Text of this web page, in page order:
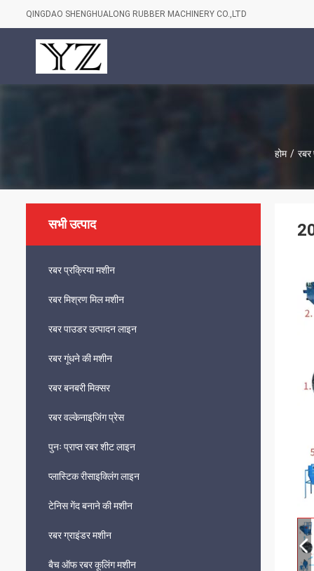
QINGDAO SHENGHUALONG RUBBER MACHINERY CO.,LTD
होम / रबर
सभी उत्पाद
रबर प्रक्रिया मशीन
रबर मिश्रण मिल मशीन
रबर पाउडर उत्पादन लाइन
रबर गूंधने की मशीन
रबर बनबरी मिक्सर
रबर वल्केनाइजिंग प्रेस
पुनः प्राप्त रबर शीट लाइन
प्लास्टिक रीसाइक्लिंग लाइन
टेनिस गेंद बनाने की मशीन
रबर ग्राइंडर मशीन
बैच ऑफ रबर कूलिंग मशीन